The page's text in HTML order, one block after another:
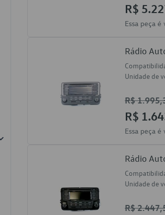
R$
Essa peça
Rádio
Unidade de
R$
R$
Essa peça
Rádio
Unidade de
R$